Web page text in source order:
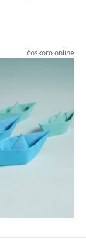
čoskoro online